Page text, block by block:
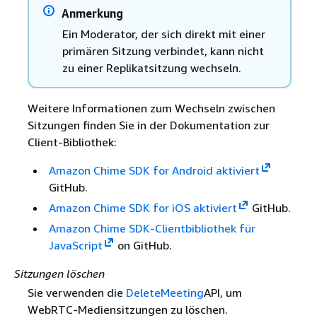
Anmerkung
Ein Moderator, der sich direkt mit einer
primären Sitzung verbindet, kann nicht
zu einer Replikatsitzung wechseln.
Weitere Informationen zum Wechseln zwischen
Sitzungen finden Sie in der Dokumentation zur
Client-Bibliothek:
Amazon Chime SDK for Android aktiviert
GitHub.
Amazon Chime SDK for iOS aktiviert
GitHub.
Amazon Chime SDK-Clientbibliothek für
JavaScript
on GitHub.
Sitzungen löschen
Sie verwenden die DeleteMeetingAPI, um
WebRTC-Mediensitzungen zu löschen.